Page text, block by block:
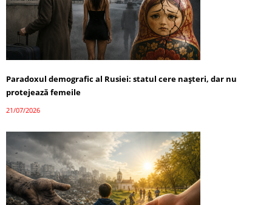
Paradoxul demografic al Rusiei: statul cere nașteri, dar nu
protejează femeile
21/07/2026